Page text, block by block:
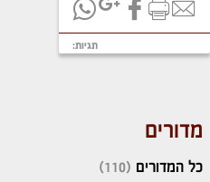
תגיות:
מדורים
כל המדורים (110)